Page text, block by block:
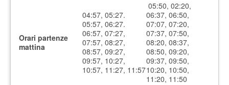
Orari partenze
mattina
04:57, 05:27.
05:57, 06:27.
06:57, 07:27,
07:57, 08:27,
08:57, 09:27,
09:57, 10:27,
10:57, 11:27, 11:57
05:50, 02:20,
06:37, 06:50,
07:07, 07:20,
07:37, 07:50,
08:20, 08:37,
08:50, 09:20,
09:37, 09:50,
10:20, 10:50,
11:20, 11:50